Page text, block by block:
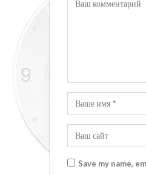
Save my name,